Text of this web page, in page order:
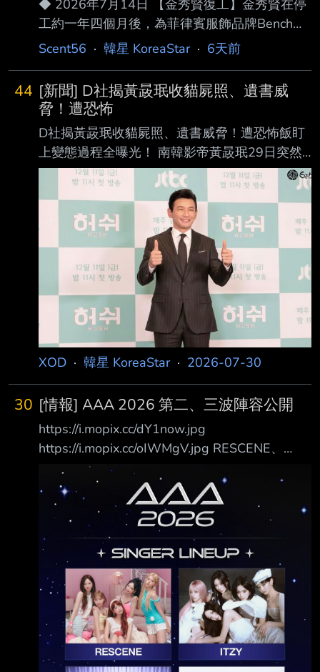
的K-POP熱潮，並成長為 代表時代的團體，還
作為演員大放異彩，能夠陪伴她走過這一切旅
程，給予了我們寶貴的 時光。 在音樂、演技、
綜藝、主持等多個領域活躍，作為“全能藝人”展
現出耀眼表現的權俞利 ，我們深表感謝。 與本
公司的專屬合
◆ 2026年7月14日 【金秀賢復工】金秀賢在停
工約一年四個月後，為菲律賓服飾品牌Bench拍
攝新一輯廣告 ，正式恢復演藝工作；品牌創辦
帶笑容投 入拍攝。 【Instagram追蹤人數】依當
日追蹤資料，金秀賢Instagram增加約500名追
蹤者，為2025 年3月事件爆發以來首次出現單
日淨增；但這次短暫回升未能延續，翌日即出現
近期最大 跌幅。 【MBC《PD手冊》】MBC播出
以橫豎研究所及網路獵巫型頻道為主題的調查，
檢視爆料內容 如何與廣告、直播贊助及金錢收
Scent56 · 韓星 KoreaStar· 6天前
44 [新聞] D社揭黃晸珉收貓屍照、遺書威
脅！遭恐怖
D社揭黃晸珉收貓屍照、遺書威脅！遭恐怖飯盯
上變態過程全曝光！ 南韓影帝黃晸珉29日突然
被爆出婚外情，一名爆料者A女指稱自己 與黃晸
珉有「不恰當的關係」，怎料，A女其實是恐怖
私生飯， 公司透露早就對女方提出刑事告訴，
且法院已經做出責罰。 沒想到A女由愛生恨爆料
他外遇，不僅如此， 《Dispatch》曝光黃晸珉長
期受到騷擾的過程，A女發現自己遭到封鎖後，
除了傳訊息給黃晸珉兒子，甚至寄貓咪屍體照片
給黃晸珉，行徑變態。
https://cdn2.ettoday.net/images/8853/d88531
64.
XOD · 韓星 KoreaStar· 2026-07-30
30 [情報] AAA 2026 第二、三波陣容公開
https://i.mopix.cc/dY1now.jpg
https://i.mopix.cc/oIWMgV.jpg RESCENE、
ITZY、KiiiKiii、Hearts2Hearts 金宣虎、高胤禎
主持人：張員瑛、池昌旭、成韓彬 演出陣容：
LNGSHOT、&TEAM、ATEEZ、RESCENE、
ITZY、KiiiKiii、Hearts2Hearts…等 演員陣容：
金宣虎、高胤禎…等 活動時間：
2026/12/05(六)、12/06(日) 活動地點：高雄世
運主場館 由Starnews主辦、AAA組